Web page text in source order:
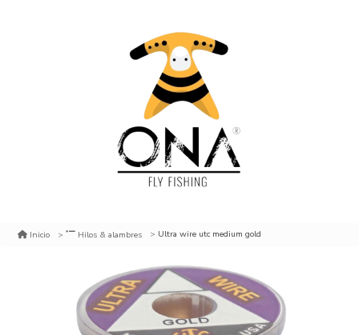
Inicio Hilos & alambres Ultra wire utc medium gold